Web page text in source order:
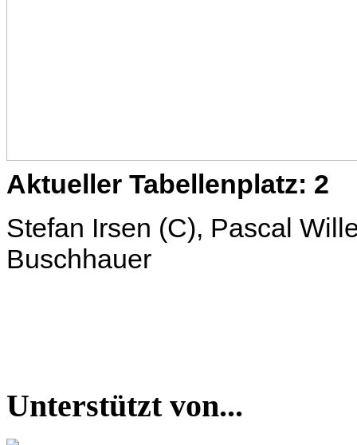
Aktueller Tabellenplatz: 2
Stefan Irsen (C), Pascal
Buschhauer
Unterstützt von...